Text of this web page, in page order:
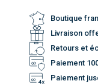
Boutique
Livraison
Retours et
Paiement
Paiement